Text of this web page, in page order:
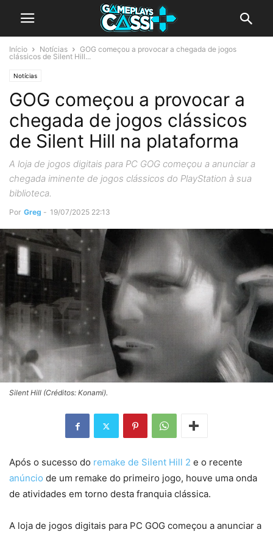
Início Notícias
GOG começou a provocar a chegada de jogos
clássicos de Silent Hill...
Notícias
GOG começou a provocar a
chegada de jogos clássicos
de Silent Hill na plataforma
A loja de jogos digitais para PC GOG começou a anunciar a
chegada iminente de jogos clássicos do PlayStation à sua
biblioteca.
Por Greg - 19/07/2025 22:13
Silent Hill (Créditos: Konami).
Após o sucesso do remake de Silent Hill 2 e o recente
anúncio de um remake do primeiro jogo, houve uma onda
de atividades em torno desta franquia clássica.
A loja de jogos digitais para PC GOG começou a anunciar a